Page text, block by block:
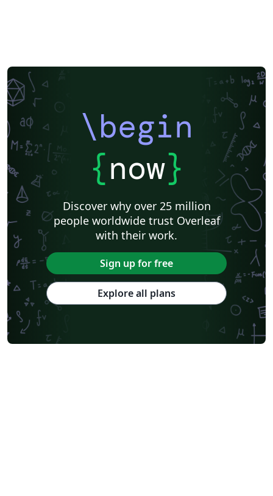
\begin
{now}
Discover why over 25 million
people worldwide trust Overleaf
with their work.
Sign up for free
Explore all plans